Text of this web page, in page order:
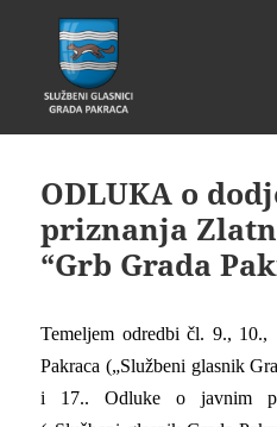
ODLUKA o
priznanja
“Grb Grada
Temeljem odredbi čl. 9.,
Pakraca („Službeni glasnik
i 17.. Odluke o javnim